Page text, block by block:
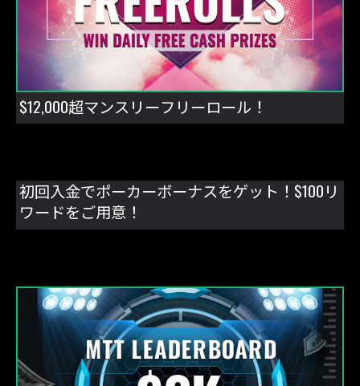
$12,000超マンスリーフリーロール！
初回入金でポーカーボーナスをゲット！$100リ
ワードをご用意！